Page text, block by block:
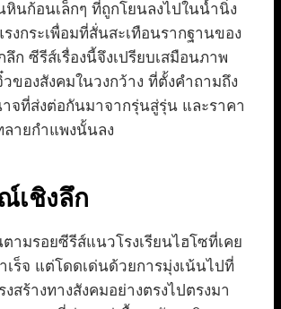
หินก้อนเล็กๆ ที่ถูกโยนลงไปในน้ำนิ่ง
งกระเพื่อมที่สั่นสะเทือนรากฐานของ
ก ซีรีส์เรื่องนี้จึงเปรียบเสมือนภาพ
ของสังคมในวงกว้าง ที่ตั้งคำถามถึง
าจที่ส่งต่อกันมาจากรุ่นสู่รุ่น และราคา
ลายกำแพงนั้นลง
เชิงลึก
ตามรอยซีรีส์แนวโรงเรียนไฮโซที่เคย
เร็จ แต่โดดเด่นด้วยการมุ่งเน้นไปที่
สร้างทางสังคมอย่างตรงไปตรงมา